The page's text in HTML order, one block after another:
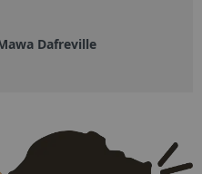
Dafreville